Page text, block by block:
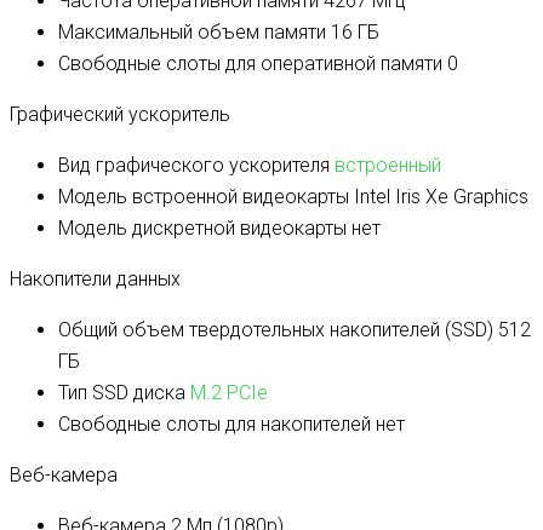
Максимальный объем памяти 16 ГБ
Свободные слоты для оперативной памяти 0
Графический ускоритель
Вид графического ускорителя встроенный
Модель встроенной видеокарты Intel Iris Xe Graphics
Модель дискретной видеокарты нет
Накопители данных
Общий объем твердотельных накопителей (SSD) 512
ГБ
Тип SSD диска M.2 PCIe
Свободные слоты для накопителей нет
Веб-камера